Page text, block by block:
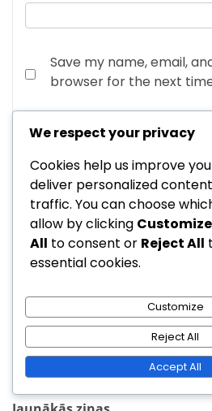
Save my name, email,
browser for the next
Saites
Viss saturs
Kas mēs esam
Meklēt
Search
for:
We respect your privacy
Cookies help us improve
deliver personalized
traffic. You can choose
allow by clicking Customize
All to consent or Reject All
essential cookies.
Customize
Reject All
Accept All